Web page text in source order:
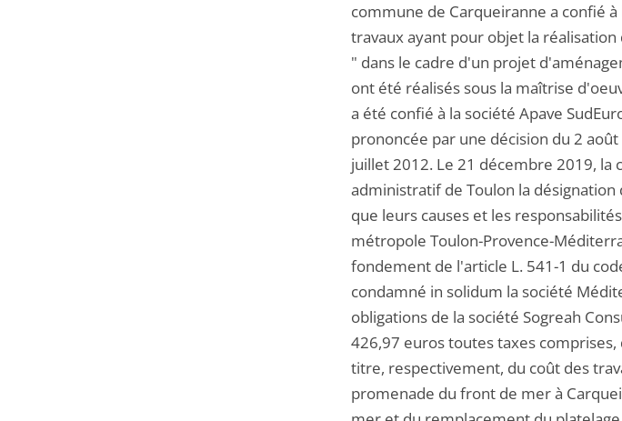
commune de Carqueiranne a confié
travaux ayant pour objet la
" dans le cadre d'un projet
ont été réalisés sous la maîtrise
a été confié à la société Apave
prononcée par une décision du 2
juillet 2012. Le 21 décembre 2019,
administratif de Toulon la
que leurs causes et les
métropole Toulon-Provence-
fondement de l'article L. 541-1 du
condamné in solidum la société
obligations de la société Sogreah
426,97 euros toutes taxes
titre, respectivement, du coût des
promenade du front de mer à